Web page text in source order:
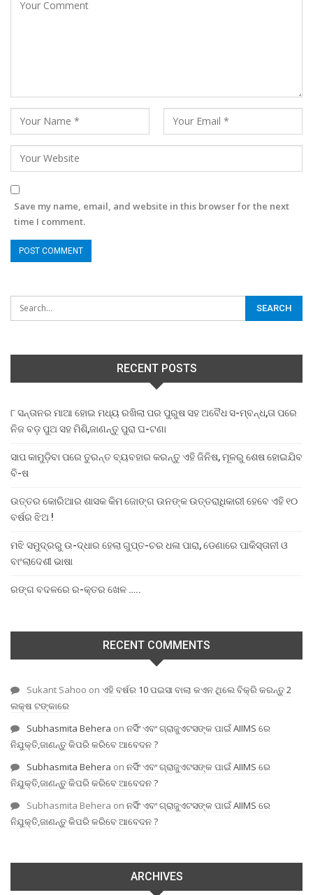
Save my name, email, and website in this browser for the next
time I comment.
RECENT POSTS
୮ ସନ୍ତାନର ମାଆ ହୋଇ ମଧ୍ୟ ରଖିଲା ପର ପୁରୁଷ ସହ ଅବୈଧ ସ-ମ୍ବନ୍ଧ,ତା ପରେ
ନିଜ ବଡ଼ ପୁଅ ସହ ମିଶି,ଜାଣନ୍ତୁ ପୁରା ଘ-ଟଣା
ସାପ କାମୁଡ଼ିବା ପରେ ତୁରନ୍ତ ବ୍ୟବହାର କରନ୍ତୁ ଏହି ଜିନିଷ, ମୂଳରୁ ଶେଷ ହୋଇଯିବ
ବି-ଷ
ଉତ୍ତର କୋରିଆର ଶାସକ କିମ ଜୋଙ୍ଗ ଉନଙ୍କ ଉତ୍ତରାଧିକାରୀ ହେବେ ଏହି ୧୦
ବର୍ଷର ଝିଅ !
ମଝି ସମୁଦ୍ରରୁ ଉ-ଦ୍ଧାର ହେଲା ଗୁପ୍ତ-ଚର ଧଳା ପାରା, ଡେଣାରେ ପାକିସ୍ତାନୀ ଓ
ବାଂଲାଦେଶୀ ଭାଷା
ରଙ୍ଗ ବଦଳରେ ର-କ୍ତର ଖେଳ …..
RECENT COMMENTS
Sukant Sahoo on ଏହି ବର୍ଷର 10 ପଇସା ବାଲା କଏନ ଥିଲେ ବିକ୍ରି କରନ୍ତୁ 2
ଲକ୍ଷ ଟଙ୍କାରେ
Subhasmita Behera on ନର୍ସିଂ ଏବଂ ଗ୍ରାଜୁଏଟସଙ୍କ ପାଇଁ AIIMS ରେ
ନିଯୁକ୍ତି,ଜାଣନ୍ତୁ କିପରି କରିବେ ଆବେଦନ ?
Subhasmita Behera on ନର୍ସିଂ ଏବଂ ଗ୍ରାଜୁଏଟସଙ୍କ ପାଇଁ AIIMS ରେ
ନିଯୁକ୍ତି,ଜାଣନ୍ତୁ କିପରି କରିବେ ଆବେଦନ ?
Subhasmita Behera on ନର୍ସିଂ ଏବଂ ଗ୍ରାଜୁଏଟସଙ୍କ ପାଇଁ AIIMS ରେ
ନିଯୁକ୍ତି,ଜାଣନ୍ତୁ କିପରି କରିବେ ଆବେଦନ ?
ARCHIVES